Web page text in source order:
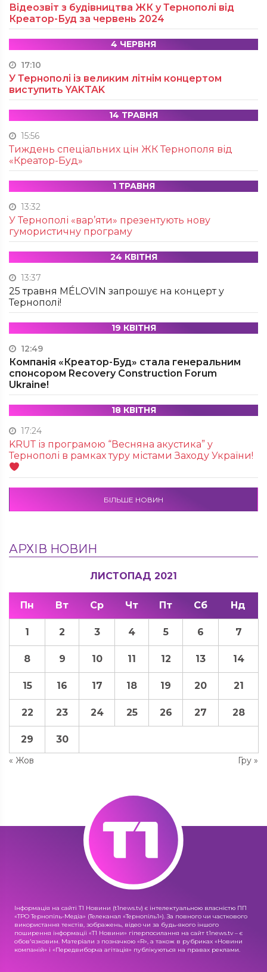
Відеозвіт з будівництва ЖК у Тернополі від
Креатор-Буд за червень 2024
4 ЧЕРВНЯ
17:10
У Тернополі із великим літнім концертом
виступить YAKTAK
14 ТРАВНЯ
15:56
Тиждень спеціальних цін ЖК Тернополя від
«Креатор-Буд»
1 ТРАВНЯ
13:32
У Тернополі «вар’яти» презентують нову
гумористичну програму
24 КВІТНЯ
13:37
25 травня MÉLOVIN запрошує на концерт у
Тернополі!
19 КВІТНЯ
12:49
Компанія «Креатор-Буд» стала генеральним
спонсором Recovery Construction Forum
Ukraine!
18 КВІТНЯ
17:24
KRUТ із програмою “Весняна акустика” у
Тернополі в рамках туру містами Заходу України!
БІЛЬШЕ НОВИН
АРХІВ НОВИН
ЛИСТОПАД 2021
Пн Вт Ср Чт Пт Сб Нд
« Жов Гру »
1 2 3 4 5 6 7
8 9 10 11 12 13 14
15 16 17 18 19 20 21
22 23 24 25 26 27 28
29 30
Інформація на сайті Т1 Новини (t1news.tv) є інтелектуальною власністю ПП
«ТРО Тернопіль-Медіа» (Телеканал «Тернопіль1»). За повного чи часткового
використання текстів, зображень, відео чи за будь-якого іншого
поширення інформації «Т1 Новини» гіперпосилання на сайт t1news.tv – є
обов'язковим. Матеріали з позначкою «R», а також в рубриках «Новини
компаній» і «Передвиборча агітація» публікуються на правах реклами.